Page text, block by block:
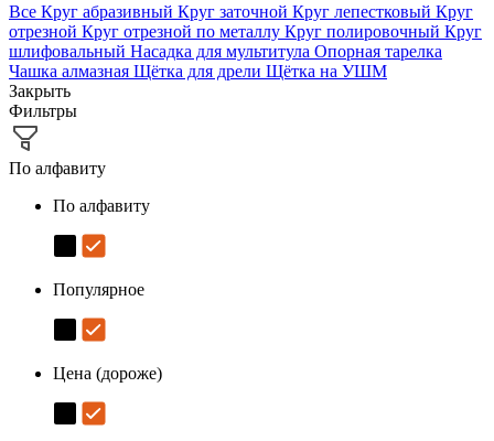
Все Круг абразивный Круг заточной Круг лепестковый Круг
отрезной Круг отрезной по металлу Круг полировочный Круг
шлифовальный Насадка для мультитула Опорная тарелка
Чашка алмазная Щётка для дрели Щётка на УШМ
Закрыть
Фильтры
По алфавиту
По алфавиту
Популярное
Цена (дороже)